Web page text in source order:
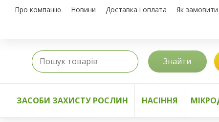
Про компанію Новини Доставка і оплата Як замовити
Знайти
ЗАСОБИ ЗАХИСТУ РОСЛИН НАСІННЯ